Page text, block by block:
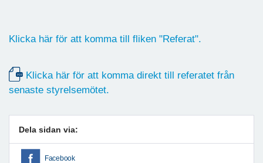
Klicka här för att komma till fliken "Referat".
Klicka här för att komma direkt till referatet från
senaste styrelsemötet.
Dela sidan via:
Facebook